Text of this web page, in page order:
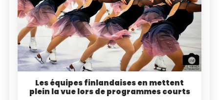
Les équipes finlandaises en mettent
plein la vue lors de programmes courts